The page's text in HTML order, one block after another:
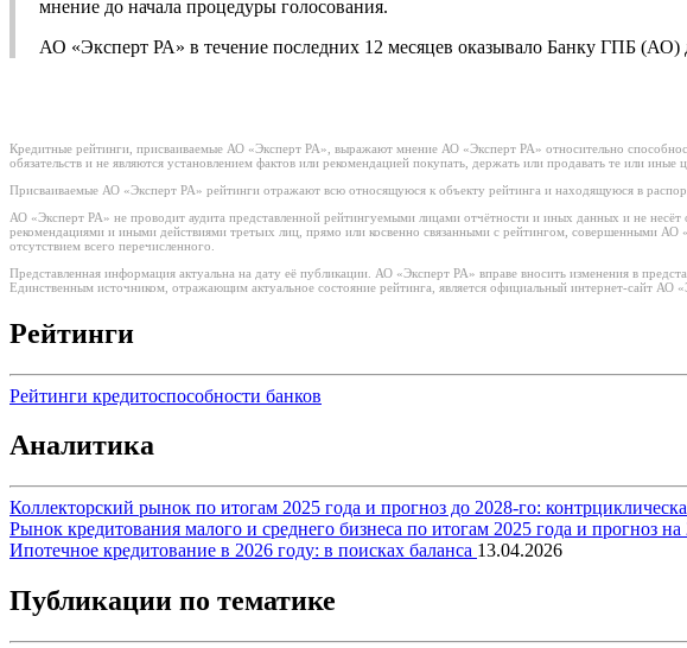
мнение до начала процедуры голосования.
АО «Эксперт РА» в течение последних 12 месяцев оказывало Банку ГПБ (АО)
Кредитные рейтинги, присваиваемые АО «Эксперт РА», выражают мнение АО «Эксперт РА» относительно
обязательств и не являются установлением фактов или рекомендацией покупать, держать или продавать те или
Присваиваемые АО «Эксперт РА» рейтинги отражают всю относящуюся к объекту рейтинга и находящуюся в
АО «Эксперт РА» не проводит аудита представленной рейтингуемыми лицами отчётности и иных данных и не
рекомендациями и иными действиями третьих лиц, прямо или косвенно связанными с рейтингом, совершенными
отсутствием всего перечисленного.
Представленная информация актуальна на дату её публикации. АО «Эксперт РА» вправе вносить изменения в
Единственным источником, отражающим актуальное состояние рейтинга, является официальный интернет-сайт АО
Рейтинги
Рейтинги кредитоспособности банков
Аналитика
Коллекторский рынок по итогам 2025 года и прогноз до 2028-го:
Рынок кредитования малого и среднего бизнеса по итогам 2025 года и прогноз
Ипотечное кредитование в 2026 году: в поисках баланса 13.04.2026
Публикации по тематике